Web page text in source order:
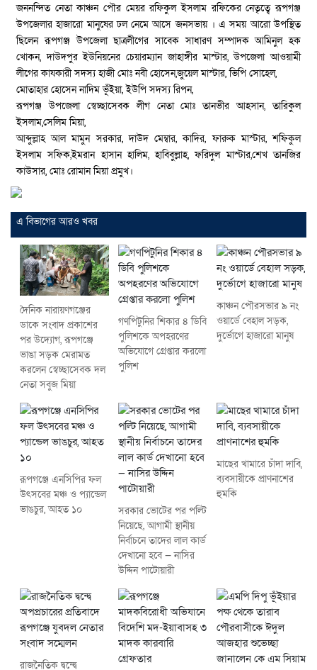
জননন্দিত নেতা কাঞ্চন পৌর মেয়র রফিকুল ইসলাম রফিকের নেতৃত্বে রূপগঞ্জ
উপজেলার হাজারো মানুষের ঢল নেমে আসে জনসভায় । এ সময় আরো উপস্থিত
ছিলেন রূপগঞ্জ উপজেলা ছাত্রলীগের সাবেক সাধারণ সম্পাদক আমিনুল হক
খোকন, দাউদপুর ইউনিয়নের চেয়ারম্যান জাহাঙ্গীর মাস্টার, উপজেলা আওয়ামী
লীগের কাযকারী সদস্য হাজী মোঃ নবী হোসেন,জুয়েল মাস্টার, ভিপি সোহেল,
মোতাহার হোসেন নাদিম ভূঁইয়া, ইউপি সদস্য রিপন,
রূপগঞ্জ উপজেলা স্বেচ্ছাসেবক লীগ নেতা মোঃ তানভীর আহসান, তারিকুল
ইসলাম,সেলিম মিয়া,
আব্দুল্লাহ আল মামুন সরকার, দাউদ মেম্বার, কাদির, ফারুক মাস্টার, শফিকুল
ইসলাম সফিক,ইমরান হাসান হালিম, হাবিবুল্লাহ, ফরিদুল মাস্টার,শেখ তানজির
কাউসার, মোঃ রোমান মিয়া প্রমুখ।
এ বিভাগের আরও খবর
দৈনিক নারায়ণগঞ্জের
ডাকে সংবাদ প্রকাশের
পর উদ্যোগ, রূপগঞ্জে
ভাঙা সড়ক মেরামত
করলেন স্বেচ্ছাসেবক দল
নেতা সবুজ মিয়া
গণপিটুনির শিকার ৪ ডিবি
পুলিশকে অপহরণের
অভিযোগে গ্রেপ্তার করলো
পুলিশ
কাঞ্চন পৌরসভার ৯ নং
ওয়ার্ডে বেহাল সড়ক,
দুর্ভোগে হাজারো মানুষ
রূপগঞ্জে এনসিপির ফল
উৎসবের মঞ্চ ও প্যান্ডেল
ভাঙচুর, আহত ১০
সরকার ভোটের পর পল্টি
নিয়েছে, আগামী স্থানীয়
নির্বাচনে তাদের লাল কার্ড
দেখানো হবে — নাসির
উদ্দিন পাটোয়ারী
মাছের খামারে চাঁদা দাবি,
ব্যবসায়ীকে প্রাণনাশের
হুমকি
রাজনৈতিক দ্বন্দ্বে